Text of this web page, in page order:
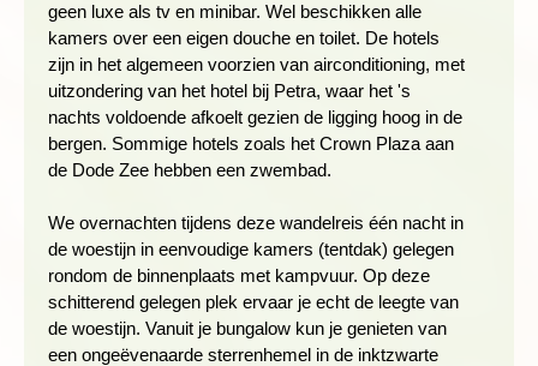
Vervolgens rijden we door naar ons hotel aan de Dode Zee
waar we overnachten. De
Dode Zee
is het laagste punt op
aarde. Er zit zoveel zout in het water dat zelfs de slechtste
zwemmers blijven drijven. Hoewel drijven en de krant lezen
goed gaat in dit water, is echt zwemmen aanzienlijk moeilijker.
Vanwege de mineralen in het water is de Dode Zee ook
relaxen.
* De Wadi Mujib Siq Trail is open van april t/m oktober. Het kan
zijn dat vanwege de waterstand de Siq Trail te gevaarlijk is en
niet toegankelijk. Als alternatief zal dan de Numeirah
Trail (prachtige kloof net onder de Dode Zee) gelopen worden.
geen luxe als tv en minibar. Wel beschikken alle
kamers over een eigen douche en toilet. De hotels
zijn in het algemeen voorzien van airconditioning, met
uitzondering van het hotel bij Petra, waar het 's
nachts voldoende afkoelt gezien de ligging hoog in de
bergen. Sommige hotels zoals het Crown Plaza aan
de Dode Zee hebben een zwembad.
We overnachten tijdens deze wandelreis één nacht in
de woestijn in eenvoudige kamers (tentdak) gelegen
rondom de binnenplaats met kampvuur. Op deze
schitterend gelegen plek ervaar je echt de leegte van
de woestijn. Vanuit je bungalow kun je genieten van
een ongeëvenaarde sterrenhemel in de inktzwarte